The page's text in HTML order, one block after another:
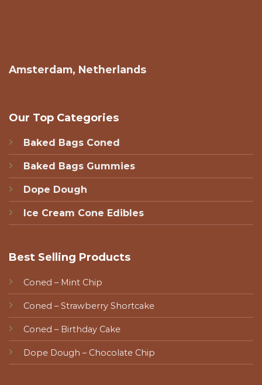
Amsterdam, Netherlands
Our Top Categories
Baked Bags Coned
Baked Bags Gummies
Dope Dough
Ice Cream Cone Edibles
Best Selling Products
Coned – Mint Chip
Coned – Strawberry Shortcake
Coned – Birthday Cake
Dope Dough – Chocolate Chip